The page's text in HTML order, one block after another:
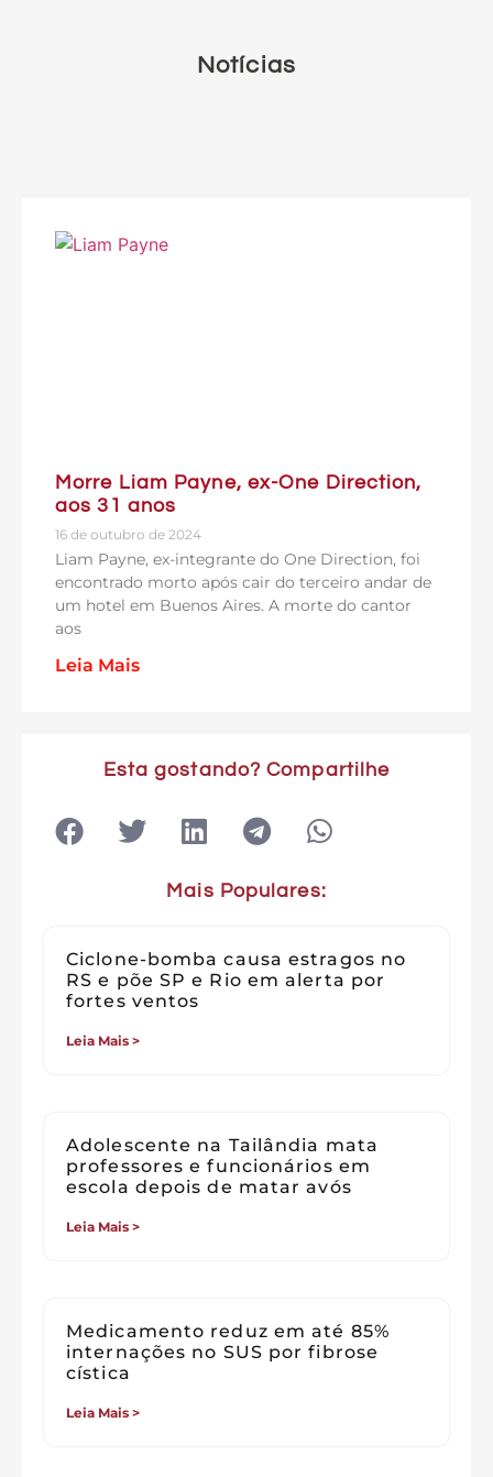
Notícias
Morre Liam Payne, ex-One Direction,
aos 31 anos
16 de outubro de 2024
Liam Payne, ex-integrante do One Direction, foi
encontrado morto após cair do terceiro andar de
um hotel em Buenos Aires. A morte do cantor
aos
Leia Mais
Esta gostando? Compartilhe
Mais Populares:
Ciclone-bomba causa estragos no
RS e põe SP e Rio em alerta por
fortes ventos
Leia Mais >
Adolescente na Tailândia mata
professores e funcionários em
escola depois de matar avós
Leia Mais >
Medicamento reduz em até 85%
internações no SUS por fibrose
cística
Leia Mais >